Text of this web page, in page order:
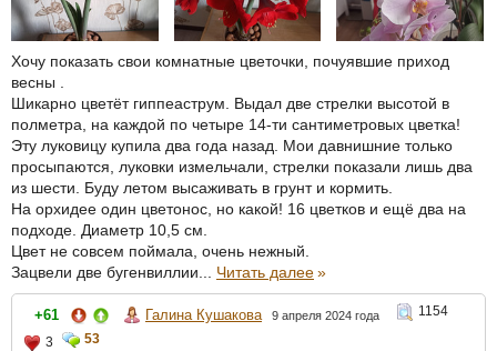
Хочу показать свои комнатные цветочки, почуявшие приход
весны .
Шикарно цветёт гиппеаструм. Выдал две стрелки высотой в
полметра, на каждой по четыре 14-ти сантиметровых цветка!
Эту луковицу купила два года назад. Мои давнишние только
просыпаются, луковки измельчали, стрелки показали лишь два
из шести. Буду летом высаживать в грунт и кормить.
На орхидее один цветонос, но какой! 16 цветков и ещё два на
подходе. Диаметр 10,5 см.
Цвет не совсем поймала, очень нежный.
Зацвели две бугенвиллии... Читать далее»
+61 Галина Кушакова 9 апреля 2024 года
1154
3
53